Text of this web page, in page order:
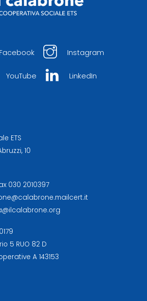
Facebook Instagram
YouTube LinkedIn
ETS
10
030 2010397
5 RUO 82 D
A 143153